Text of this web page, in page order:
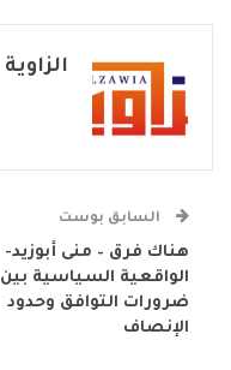
الزاوية
السابق بوست
هناك فرق – منى أبوزيد-
الواقعية السياسية بين
ضرورات التوافق وحدود
الإنصاف